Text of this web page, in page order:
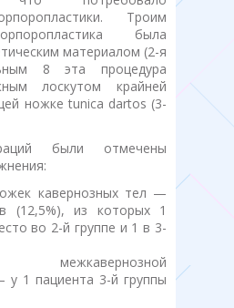
Троим
была
материалом (2-я
8 эта процедура
лоскутом крайней
ножке tunica dartos (3-
были отмечены
кавернозных тел —
(12,5%), из которых 1
во 2-й группе и 1 в 3-
межкавернозной
у 1 пациента 3-й группы